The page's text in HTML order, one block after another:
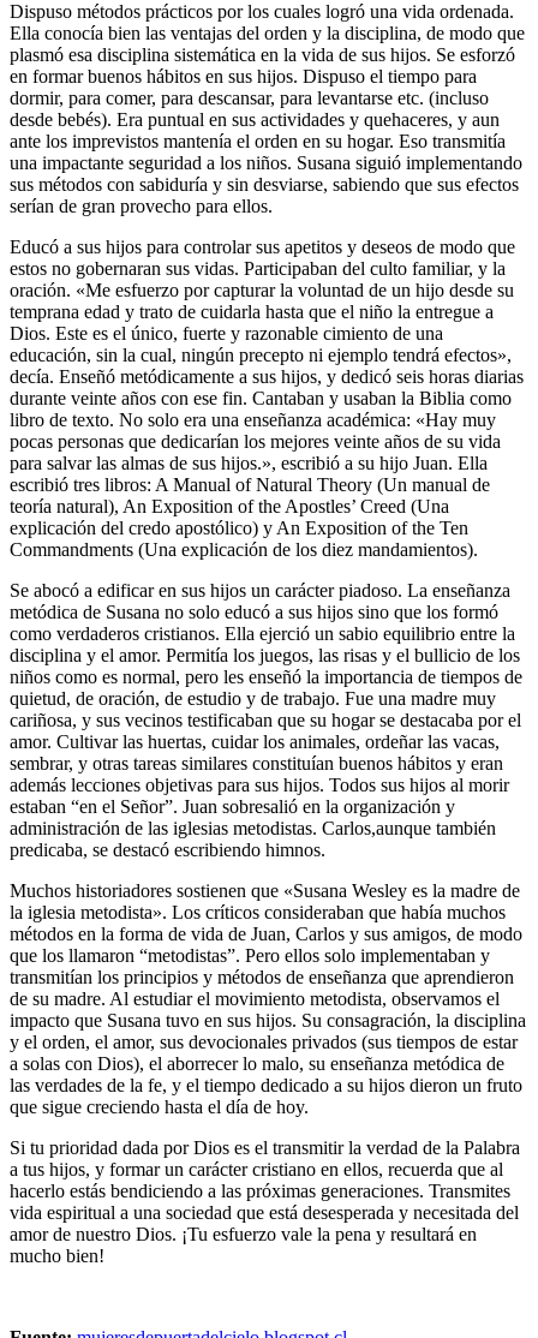
Dispuso métodos prácticos por los cuales logró una vida ordenada.
Ella conocía bien las ventajas del orden y la disciplina, de modo que
plasmó esa disciplina sistemática en la vida de sus hijos. Se esforzó
en formar buenos hábitos en sus hijos. Dispuso el tiempo para
dormir, para comer, para descansar, para levantarse etc. (incluso
desde bebés). Era puntual en sus actividades y quehaceres, y aun
ante los imprevistos mantenía el orden en su hogar. Eso transmitía
una impactante seguridad a los niños. Susana siguió implementando
sus métodos con sabiduría y sin desviarse, sabiendo que sus efectos
serían de gran provecho para ellos.
Educó a sus hijos para controlar sus apetitos y deseos de modo que
estos no gobernaran sus vidas. Participaban del culto familiar, y la
oración. «Me esfuerzo por capturar la voluntad de un hijo desde su
temprana edad y trato de cuidarla hasta que el niño la entregue a
Dios. Este es el único, fuerte y razonable cimiento de una
educación, sin la cual, ningún precepto ni ejemplo tendrá efectos»,
decía. Enseñó metódicamente a sus hijos, y dedicó seis horas diarias
durante veinte años con ese fin. Cantaban y usaban la Biblia como
libro de texto. No solo era una enseñanza académica: «Hay muy
pocas personas que dedicarían los mejores veinte años de su vida
para salvar las almas de sus hijos.», escribió a su hijo Juan. Ella
escribió tres libros: A Manual of Natural Theory (Un manual de
teoría natural), An Exposition of the Apostles’ Creed (Una
explicación del credo apostólico) y An Exposition of the Ten
Commandments (Una explicación de los diez mandamientos).
Se abocó a edificar en sus hijos un carácter piadoso. La enseñanza
metódica de Susana no solo educó a sus hijos sino que los formó
como verdaderos cristianos. Ella ejerció un sabio equilibrio entre la
disciplina y el amor. Permitía los juegos, las risas y el bullicio de los
niños como es normal, pero les enseñó la importancia de tiempos de
quietud, de oración, de estudio y de trabajo. Fue una madre muy
cariñosa, y sus vecinos testificaban que su hogar se destacaba por el
amor. Cultivar las huertas, cuidar los animales, ordeñar las vacas,
sembrar, y otras tareas similares constituían buenos hábitos y eran
además lecciones objetivas para sus hijos. Todos sus hijos al morir
estaban “en el Señor”. Juan sobresalió en la organización y
administración de las iglesias metodistas. Carlos,aunque también
predicaba, se destacó escribiendo himnos.
Muchos historiadores sostienen que «Susana Wesley es la madre de
la iglesia metodista». Los críticos consideraban que había muchos
métodos en la forma de vida de Juan, Carlos y sus amigos, de modo
que los llamaron “metodistas”. Pero ellos solo implementaban y
transmitían los principios y métodos de enseñanza que aprendieron
de su madre. Al estudiar el movimiento metodista, observamos el
impacto que Susana tuvo en sus hijos. Su consagración, la disciplina
y el orden, el amor, sus devocionales privados (sus tiempos de estar
a solas con Dios), el aborrecer lo malo, su enseñanza metódica de
las verdades de la fe, y el tiempo dedicado a su hijos dieron un fruto
que sigue creciendo hasta el día de hoy.
Si tu prioridad dada por Dios es el transmitir la verdad de la Palabra
a tus hijos, y formar un carácter cristiano en ellos, recuerda que al
hacerlo estás bendiciendo a las próximas generaciones. Transmites
vida espiritual a una sociedad que está desesperada y necesitada del
amor de nuestro Dios. ¡Tu esfuerzo vale la pena y resultará en
mucho bien!